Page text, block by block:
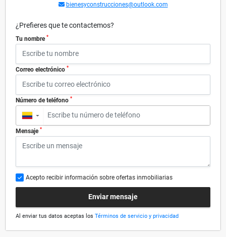
bienesyconstrucciones@outlook.com
¿Prefieres que te contactemos?
Tu nombre *
Correo electrónico *
Número de teléfono *
▼
Mensaje *
Acepto recibir información sobre ofertas inmobiliarias
Enviar mensaje
Al enviar tus datos aceptas los Términos de servicio y privacidad